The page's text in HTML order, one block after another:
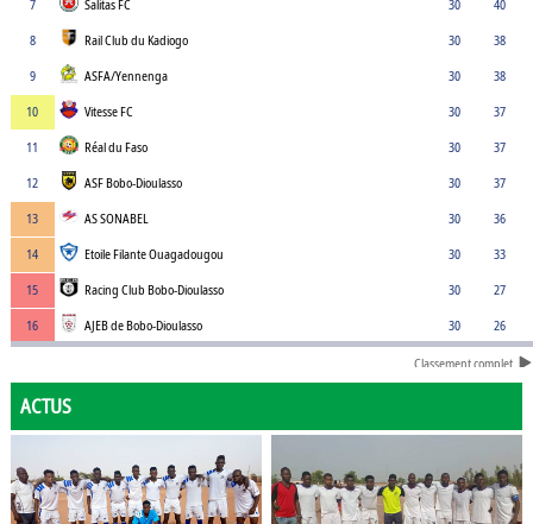
7
Salitas FC 30
40
8
Rail Club du Kadiogo 30
38
9
ASFA/Yennenga 30
38
10
Vitesse FC 30
37
11
Réal du Faso 30
37
12
ASF Bobo-Dioulasso 30
37
13
AS SONABEL 30
36
14
Etoile Filante Ouagadougou 30
33
15
Racing Club Bobo-Dioulasso 30
27
16
AJEB de Bobo-Dioulasso 30 26
Classement complet
ACTUS